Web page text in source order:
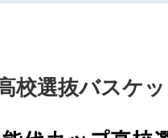
校選抜バスケ